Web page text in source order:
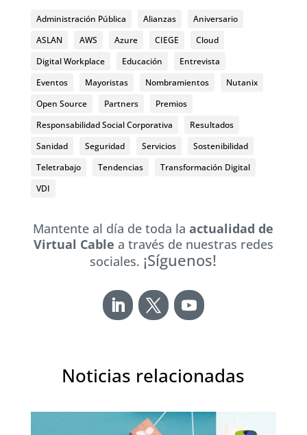
Administración Pública Alianzas
Aniversario
ASLAN
AWS Azure CIEGE
Cloud
Digital Workplace
Educación
Entrevista
Eventos
Mayoristas Nombramientos
Nutanix
Open Source
Partners
Premios
Responsabilidad Social Corporativa
Resultados
Sanidad
Seguridad Servicios
Sostenibilidad
Teletrabajo
Tendencias
Transformación Digital
VDI
Mantente al día de toda laactualidad de
Virtual Cable a través de nuestras redes
sociales. ¡Síguenos!
Noticias relacionadas